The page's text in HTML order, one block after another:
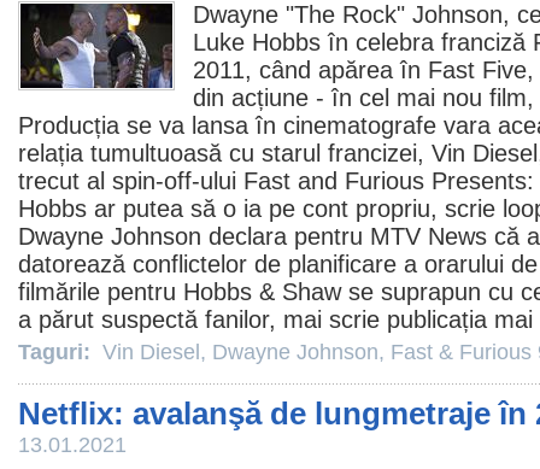
Dwayne "The Rock" Johnson,
Luke Hobbs în celebra franciză
2011, când apărea în Fast
din acțiune - în cel mai nou film,
Producția se va lansa în cinematografe vara
relația tumultuoasă cu starul francizei, Vin Diesel
trecut al spin-off-ului Fast and Furious
Hobbs ar putea să o ia pe cont propriu, scrie
Dwayne Johnson declara pentru MTV News că
datorează conflictelor de planificare a orarului
filmările pentru Hobbs & Shaw se suprapun cu
a părut suspectă fanilor, mai scrie publicația
Taguri: Vin Diesel , Dwayne Johnson, Fast & Furious
Netflix: avalanşă de lungmetraje în
13.01.2021